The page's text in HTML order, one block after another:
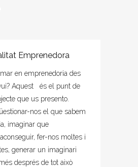
Emprenedora
en emprenedoria des
Aquest és el punt de
que us presento.
nos el que sabem
imaginar que
fer-nos moltes i
generar un imaginari
després de tot això